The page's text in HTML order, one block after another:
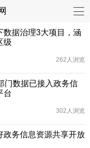
数据治理3大项目，涵
级
262人浏览
门数据已接入政务信
台
302人浏览
政务信息资源共享开放